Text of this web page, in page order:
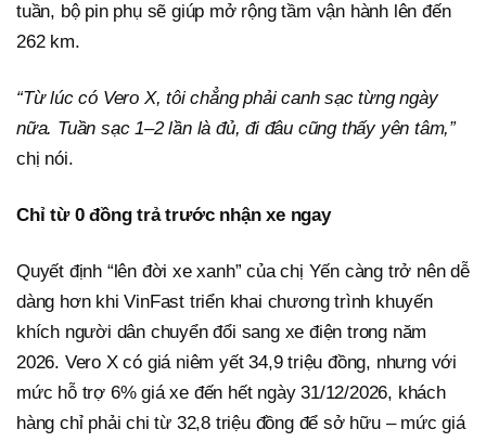
tuần, bộ pin phụ sẽ giúp mở rộng tầm vận hành lên đến
262 km.
“Từ lúc có Vero X, tôi chẳng phải canh sạc từng ngày
nữa. Tuần sạc 1–2 lần là đủ, đi đâu cũng thấy yên tâm,”
chị nói.
Chỉ từ 0 đồng trả trước nhận xe ngay
Quyết định “lên đời xe xanh” của chị Yến càng trở nên dễ
dàng hơn khi VinFast triển khai chương trình khuyến
khích người dân chuyển đổi sang xe điện trong năm
2026. Vero X có giá niêm yết 34,9 triệu đồng, nhưng với
mức hỗ trợ 6% giá xe đến hết ngày 31/12/2026, khách
hàng chỉ phải chi từ 32,8 triệu đồng để sở hữu – mức giá